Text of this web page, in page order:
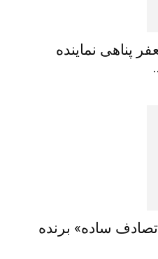
پناهی نماینده
ساده» برنده